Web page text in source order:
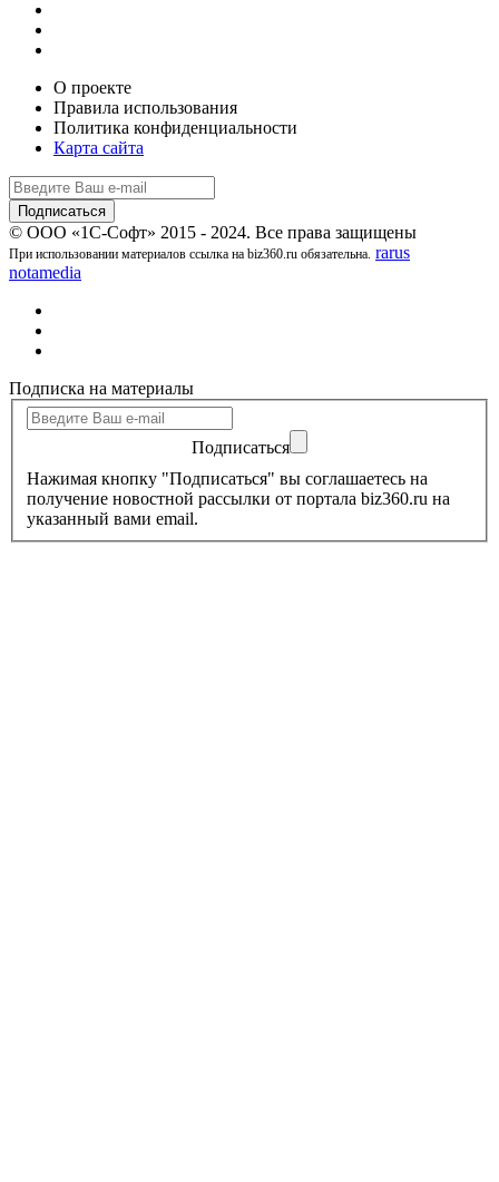
О проекте
Правила использования
Политика конфиденциальности
Карта сайта
© ООО «1С-Софт» 2015 - 2024. Все права защищены
При использовании материалов ссылка на biz360.ru обязательна. rarus
notamedia
Подписка на материалы
Подписаться
Нажимая кнопку "Подписаться" вы соглашаетесь на
получение новостной рассылки от портала biz360.ru на
указанный вами email.